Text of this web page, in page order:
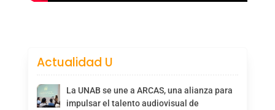
Actualidad U
La UNAB se une a ARCAS, una alianza para
impulsar el talento audiovisual de